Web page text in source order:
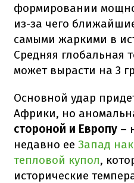
формировании
из-за чего
самыми жаркими в
Средняя глобальная
может вырасти на 3
Основной удар
Африки, но
стороной и Европу –
недавно ее Запад
тепловой купол,
исторические